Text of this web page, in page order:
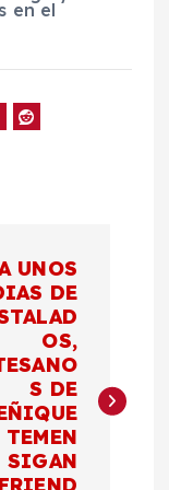
en el
UNOS
DE
OS,
S DE
TEMEN
SIGAN